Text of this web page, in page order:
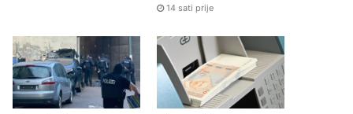
14 sati prije